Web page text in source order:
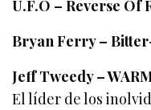
U.F.O – Reverse Of
Bryan Ferry –
Jeff Tweedy –
El líder de los